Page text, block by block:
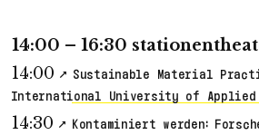
14:00 – 16:30
14:00
Sustainable Material
International University of Applied
14:30
Kontaminiert werden: